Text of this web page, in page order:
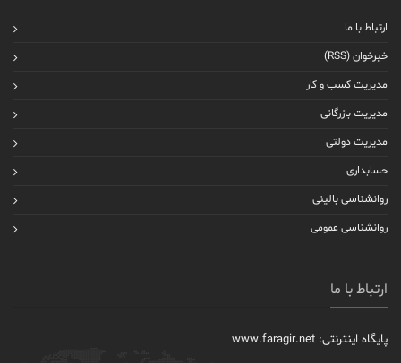
ارتباط با ما
خبرخوان (RSS)
مدیریت کسب و کار
مدیریت بازرگانی
مدیریت دولتی
حسابداری
روانشناسی بالینی
روانشناسی عمومی
ارتباط با ما
پایگاه اینترنتی: www.faragir.net